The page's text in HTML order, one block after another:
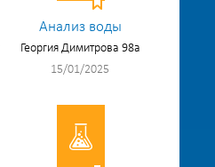
Анализ воды
Георгия Димитрова 98а
15/01/2025